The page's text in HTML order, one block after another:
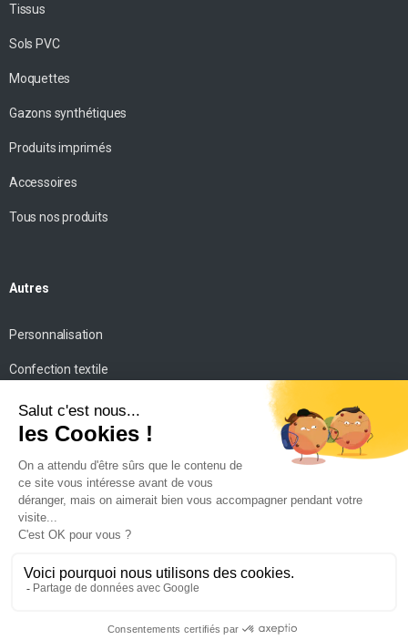
Tissus
Sols PVC
Moquettes
Gazons synthétiques
Produits imprimés
Accessoires
Tous nos produits
Autres
Personnalisation
Confection textile
Impression personnalisée
Mise en scène
Conseils
Contact
confidentialité